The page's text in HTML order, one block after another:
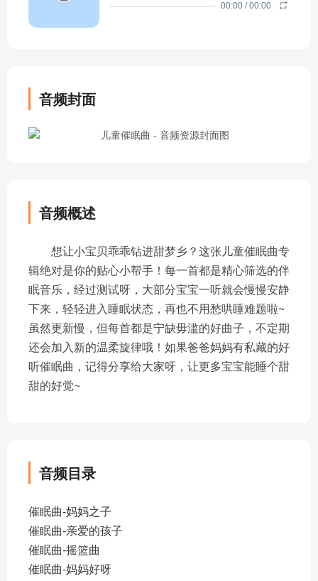
00:00 /00:00
音频封面
音频概述
想让小宝贝乖乖钻进甜梦乡？这张儿童催眠曲专
辑绝对是你的贴心小帮手！每一首都是精心筛选的伴
眠音乐，经过测试呀，大部分宝宝一听就会慢慢安静
下来，轻轻进入睡眠状态，再也不用愁哄睡难题啦~
虽然更新慢，但每首都是宁缺毋滥的好曲子，不定期
还会加入新的温柔旋律哦！如果爸爸妈妈有私藏的好
听催眠曲，记得分享给大家呀，让更多宝宝能睡个甜
甜的好觉~
音频目录
催眠曲-妈妈之子
催眠曲-亲爱的孩子
催眠曲-摇篮曲
催眠曲-妈妈好呀